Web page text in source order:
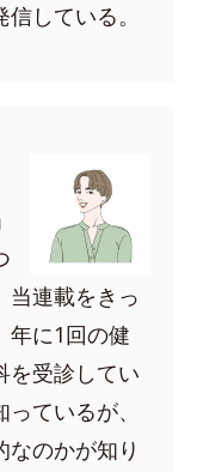
している。
当連載をきっ
年に1回の健
を受診してい
ているが、
なのかが知り